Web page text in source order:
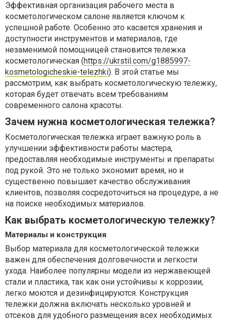
Эффективная организация рабочего места в
косметологическом салоне является ключом к
успешной работе. Особенно это касается хранения и
доступности инструментов и материалов, где
незаменимой помощницей становится тележка
косметологическая (https://ukrstil.com/g1885997-
kosmetologicheskie-telezhki). В этой статье мы
рассмотрим, как выбрать косметологическую тележку,
которая будет отвечать всем требованиям
современного салона красоты.
Зачем нужна косметологическая тележка?
Косметологическая тележка играет важную роль в
улучшении эффективности работы мастера,
предоставляя необходимые инструменты и препараты
под рукой. Это не только экономит время, но и
существенно повышает качество обслуживания
клиентов, позволяя сосредоточиться на процедуре, а не
на поиске необходимых материалов.
Как выбрать косметологическую тележку?
Материалы и конструкция
Выбор материала для косметологической тележки
важен для обеспечения долговечности и легкости
ухода. Наиболее популярны модели из нержавеющей
стали и пластика, так как они устойчивы к коррозии,
легко моются и дезинфицируются. Конструкция
тележки должна включать несколько уровней и
отсеков для удобного размещения всех необходимых